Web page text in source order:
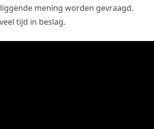
mening worden gevraagd.
tijd in beslag.